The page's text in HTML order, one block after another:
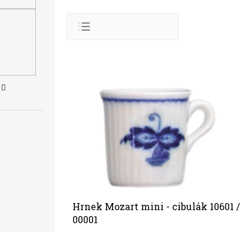
Nejdražší
Nejprodávanější
Hrnek Mozart mini - cibulák 10601 /
00001